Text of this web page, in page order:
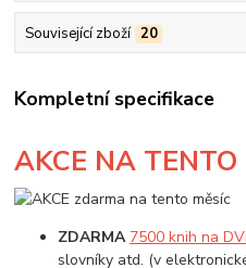
Související zboží 20
Kompletní specifikace
AKCE NA TENTO
ZDARMA 7500 knih na
slovníky atd. (v